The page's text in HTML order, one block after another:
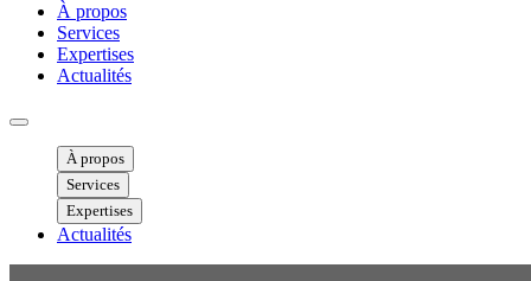
À propos
Services
Expertises
Actualités
Ouvrir menu mobile
À propos
Services
Expertises
Actualités